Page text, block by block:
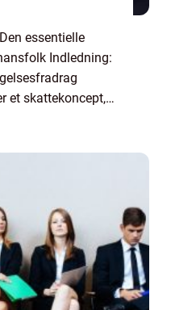
essentielle
Indledning:
et skattekoncept,